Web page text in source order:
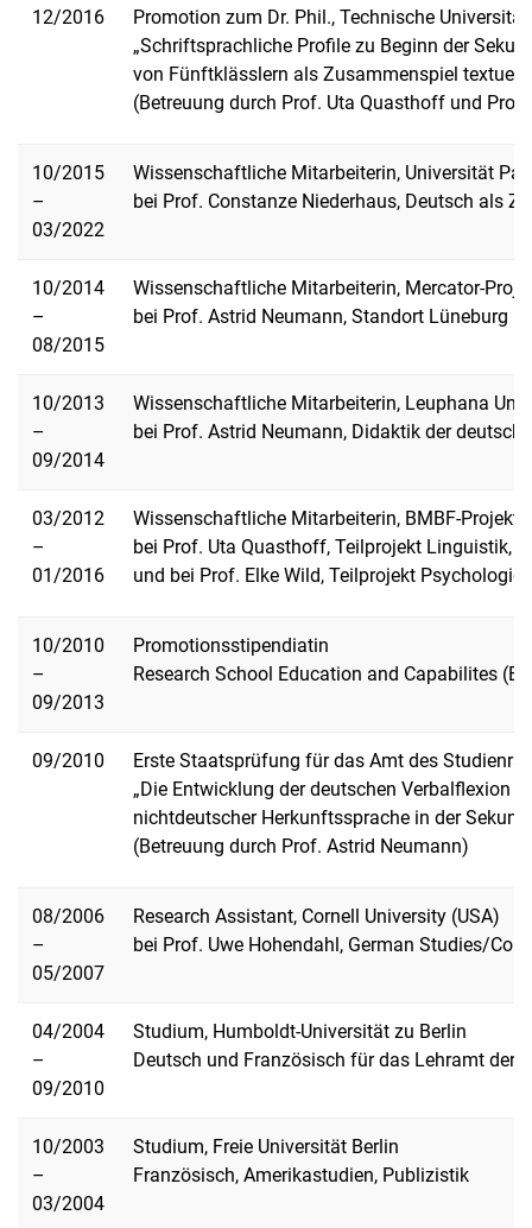
12/2016
Promotion zum Dr. Phil., Technische
„Schriftsprachliche Profile zu Beginn der
von Fünftklässlern als Zusammenspiel
(Betreuung durch Prof. Uta Quasthoff und
10/2015
–
03/2022
Wissenschaftliche Mitarbeiterin, Universität
bei Prof. Constanze Niederhaus, Deutsch als
10/2014
–
08/2015
Wissenschaftliche Mitarbeiterin, Mercator-
bei Prof. Astrid Neumann, Standort Lüneburg
10/2013
–
09/2014
Wissenschaftliche Mitarbeiterin, Leuphana
bei Prof. Astrid Neumann, Didaktik der
03/2012
–
01/2016
Wissenschaftliche Mitarbeiterin, BMBF-Projekt
bei Prof. Uta Quasthoff, Teilprojekt Linguistik,
und bei Prof. Elke Wild, Teilprojekt
10/2010
–
09/2013
Promotionsstipendiatin
Research School Education and Capabilites
09/2010
Erste Staatsprüfung für das Amt des
„Die Entwicklung der deutschen Verbalflexion
nichtdeutscher Herkunftssprache in der
(Betreuung durch Prof. Astrid Neumann)
08/2006
–
05/2007
Research Assistant, Cornell University (USA)
bei Prof. Uwe Hohendahl, German Studies/
04/2004
–
09/2010
Studium, Humboldt-Universität zu Berlin
Deutsch und Französisch für das Lehramt der
10/2003
–
03/2004
Studium, Freie Universität Berlin
Französisch, Amerikastudien, Publizistik